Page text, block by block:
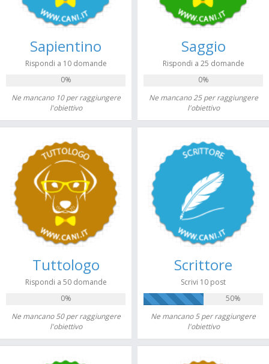
Sapientino
Rispondi a 10 domande
0%
Ne mancano 10 per raggiungere
l'obiettivo
Saggio
Rispondi a 25 domande
0%
Ne mancano 25 per raggiungere
l'obiettivo
Tuttologo
Rispondi a 50 domande
0%
Ne mancano 50 per raggiungere
l'obiettivo
Scrittore
Scrivi 10 post
50%
Ne mancano 5 per raggiungere
l'obiettivo